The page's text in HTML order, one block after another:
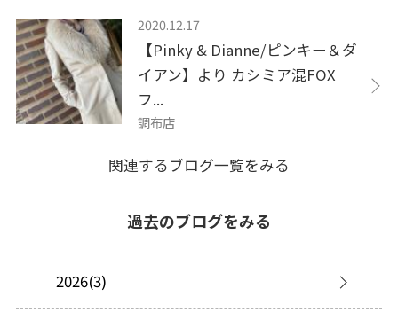
2020.12.17
【Pinky & Dianne/ピンキー＆ダ
イアン】より カシミア混FOX
フ...
調布店
関連するブログ一覧をみる
過去のブログをみる
2026(3)